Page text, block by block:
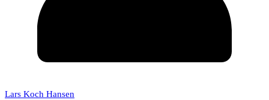
Lars Koch Hansen